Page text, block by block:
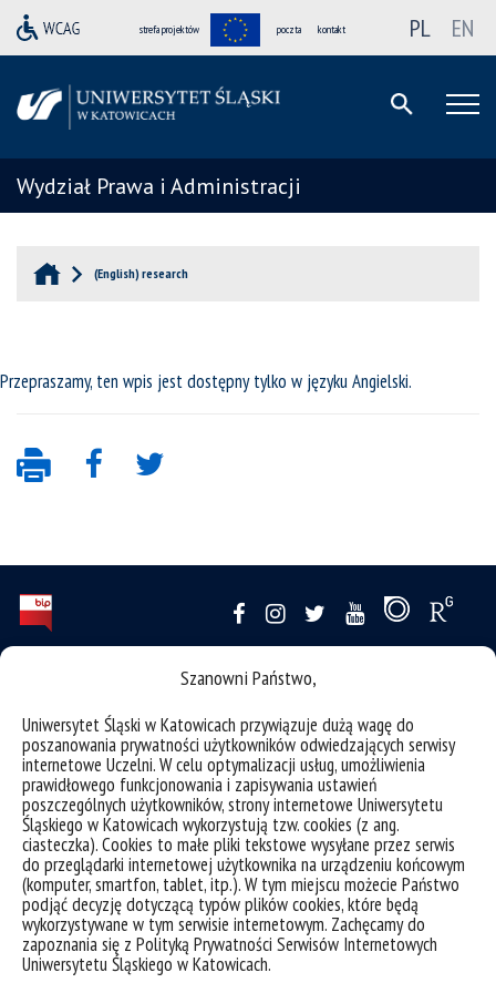
Szanowni Państwo,
Uniwersytet Śląski w Katowicach przywiązuje dużą wagę do
poszanowania prywatności użytkowników odwiedzających serwisy
internetowe Uczelni. W celu optymalizacji usług, umożliwienia
prawidłowego funkcjonowania i zapisywania ustawień
poszczególnych użytkowników, strony internetowe Uniwersytetu
Śląskiego w Katowicach wykorzystują tzw. cookies (z ang.
ciasteczka). Cookies to małe pliki tekstowe wysyłane przez serwis
do przeglądarki internetowej użytkownika na urządzeniu końcowym
(komputer, smartfon, tablet, itp.). W tym miejscu możecie Państwo
podjąć decyzję dotyczącą typów plików cookies, które będą
wykorzystywane w tym serwisie internetowym. Zachęcamy do
zapoznania się z Polityką Prywatności Serwisów Internetowych
Uniwersytetu Śląskiego w Katowicach.
strefa projektów poczta kontakt PL EN
Wydział Prawa i Administracji
(English) research
Przepraszamy, ten wpis jest dostępny tylko w językuAngielski.
Historia
Sukcesy
Ogłoszenia
SAP
Uniwersytet Śląski w Katowicach
ul. Bankowa 11b, 40-007 Katowice
tel. +48 32 359 20 60